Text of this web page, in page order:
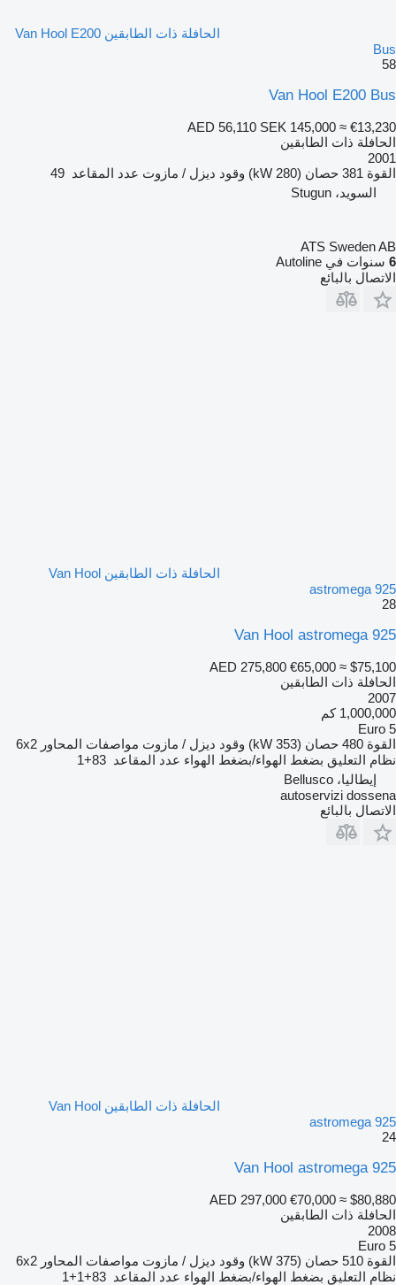
الحافلة ذات الطابقين Van Hool E200
Bus
58
Van Hool E200 Bus
AED 56,110 SEK 145,000 ≈ €13,230
الحافلة ذات الطابقين
2001
القوة 381 حصان (280 kW) وقود ديزل / مازوت عدد المقاعد 49
السويد، Stugun
ATS Sweden AB
6 سنوات في Autoline
الاتصال بالبائع
الحافلة ذات الطابقين Van Hool
astromega 925
28
Van Hool astromega 925
AED 275,800 €65,000 ≈ $75,100
الحافلة ذات الطابقين
2007
1,000,000 كم
Euro 5
القوة 480 حصان (353 kW) وقود ديزل / مازوت مواصفات المحاور 6x2
نظام التعليق بضغط الهواء/بضغط الهواء عدد المقاعد 83+1
إيطاليا، Bellusco
autoservizi dossena
الاتصال بالبائع
الحافلة ذات الطابقين Van Hool
astromega 925
24
Van Hool astromega 925
AED 297,000 €70,000 ≈ $80,880
الحافلة ذات الطابقين
2008
Euro 5
القوة 510 حصان (375 kW) وقود ديزل / مازوت مواصفات المحاور 6x2
نظام التعليق بضغط الهواء/بضغط الهواء عدد المقاعد 83+1+1